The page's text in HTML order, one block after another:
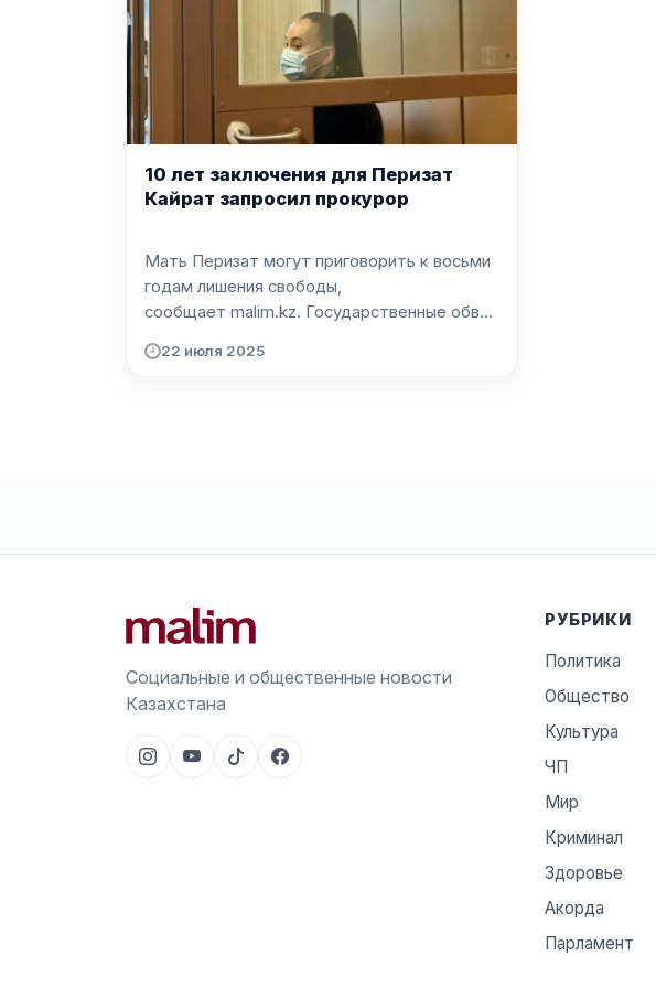
10 лет заключения для Перизат
Кайрат запросил прокурор
Мать Перизат могут приговорить к восьми
годам лишения свободы,
сообщает malim.kz. Государственные обв...
22 июля 2025
Социальные и общественные новости
Казахстана
РУБРИКИ
Политика
Общество
Культура
ЧП
Мир
Криминал
Здоровье
Акорда
Парламент